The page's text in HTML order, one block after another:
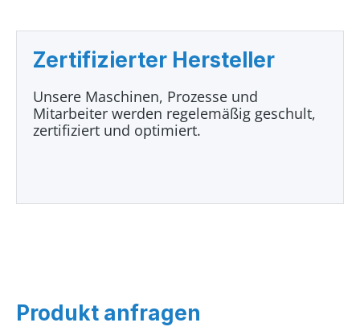
Zertifizierter Hersteller
Unsere Maschinen, Prozesse und
Mitarbeiter werden regelemäßig geschult,
zertifiziert und optimiert.
Produkt anfragen